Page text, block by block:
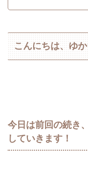
こんにちは、ゆ
今日は前回の続き
していきます！